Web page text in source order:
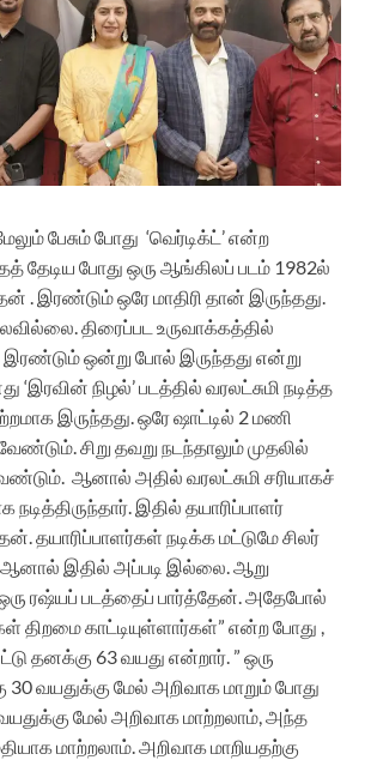
பேசும் போது ‘வெர்டிக்ட்’ என்ற
தேடிய போது ஒரு ஆங்கிலப் படம் 1982ல்
. இரண்டும் ஒரே மாதிரி தான் இருந்தது.
திரைப்பட உருவாக்கத்தில்
ஒன்று போல் இருந்தது என்று
‘இரவின் நிழல்’ படத்தில் வரலட்சுமி நடித்த
இருந்தது. ஒரே ஷாட்டில் 2 மணி
சிறு தவறு நடந்தாலும் முதலில்
ஆனால் அதில் வரலட்சுமி சரியாகச்
நடித்திருந்தார். இதில் தயாரிப்பாளர்
தயாரிப்பாளர்கள் நடிக்க மட்டுமே சிலர்
ஆனால் இதில் அப்படி இல்லை.ஆறு
ரஷ்யப் படத்தைப் பார்த்தேன். அதேபோல்
திறமை காட்டியுள்ளார்கள்” என்ற போது ,
தனக்கு 63 வயது என்றார்.” ஒரு
வயதுக்கு மேல் அறிவாக மாறும் போது
மேல் அறிவாக மாற்றலாம், அந்த
மாற்றலாம். அறிவாக மாறியதற்கு